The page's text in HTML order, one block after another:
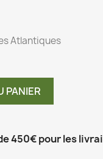
Atlantiques
PANIER
450€ pour les